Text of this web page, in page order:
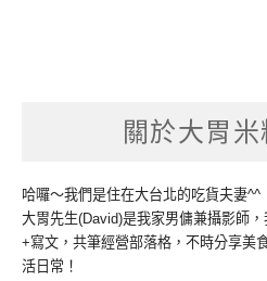
關於大胃
哈囉～我們是住在大台北的吃貨夫妻^^
大胃先生(David)是我家男傭兼攝影師
+寫文，共筆經營部落格，不時分享美
活日常！